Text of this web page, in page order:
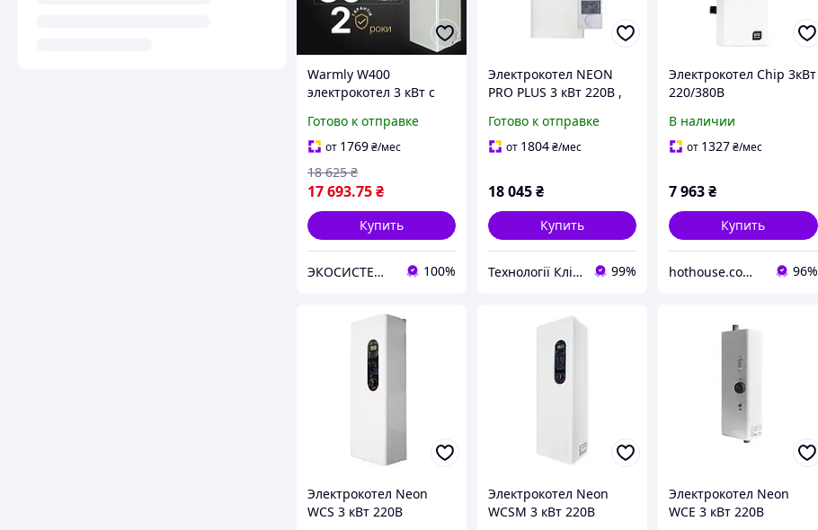
Warmly W400
электрокотел 3 кВт с
Готово к отправке
от 1769₴/мес
17 693.75₴
18 625 ₴
Купить
ЭКОСИСТЕМ ИНЖИНИРИНГ ООО 100%
Электрокотел NEON
PRO PLUS 3 кВт 220В ,
безопасности,
расширительный бак
Готово к отправке
от 1804₴/мес
18 045₴
Купить
Технології Клімату Юа 99%
Электрокотел Chip 3кВт
220/380В
В наличии
от 1327₴/мес
7 963₴
Купить
hothouse.com.ua 96%
Электрокотел Neon
WCS 3 кВт 220В
Электрокотел Neon
WCSM 3 кВт 220В
Электрокотел Neon
WCE 3 кВт 220В